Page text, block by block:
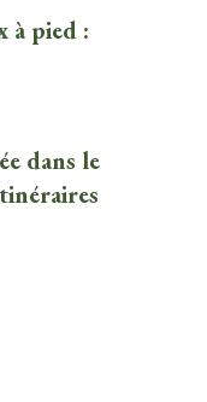
à pied :
dans le